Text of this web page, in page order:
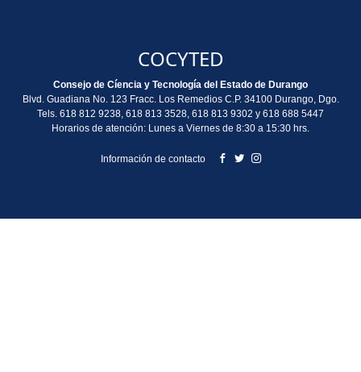
COCYTED
Consejo de Cíencia y Tecnología del Estado de Durango
Blvd. Guadiana No. 123 Fracc. Los Remedios C.P. 34100 Durango, Dgo.
Tels. 618 812 9238, 618 813 3528, 618 813 9302 y 618 688 5447
Horarios de atención: Lunes a Viernes de 8:30 a 15:30 hrs.
Información de contacto